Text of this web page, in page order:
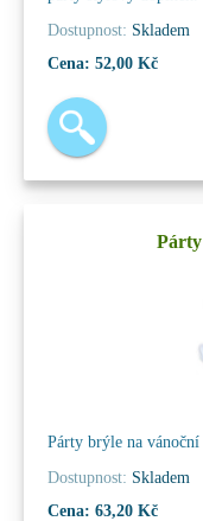
Dostupnost: Skladem
Cena: 52,00 Kč
Párty brýle na
Dostupnost: Skladem
Cena: 63,20 Kč